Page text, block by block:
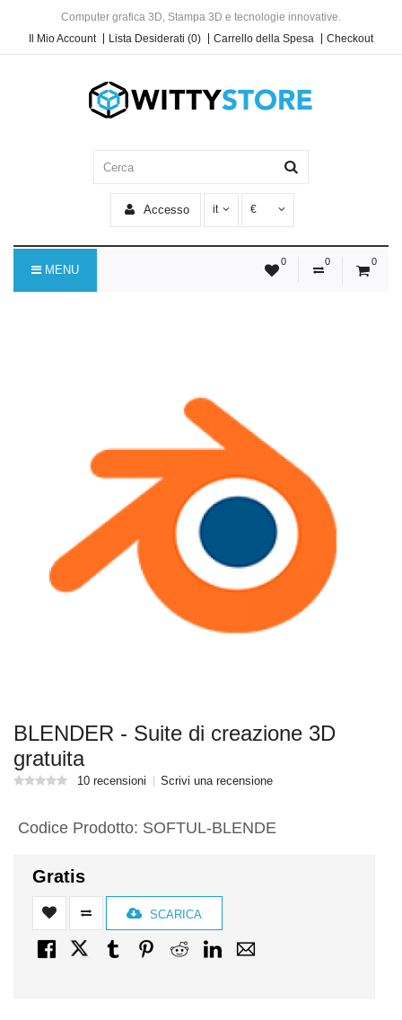
Computer grafica 3D, Stampa 3D e tecnologie innovative.
Il Mio Account
Lista Desiderati (0) Carrello della Spesa Checkout
Accesso it €
0 0 0
MENU
BLENDER - Suite di creazione 3D
gratuita
10 recensioni Scrivi una recensione
Codice Prodotto: SOFTUL-BLENDE
Gratis
SCARICA